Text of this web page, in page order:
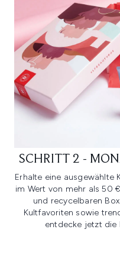
SCHRITT 2 -
Erhalte eine ausgewählte
im Wert von mehr als 50
und recycelbaren
Kultfavoriten sowie
entdecke jetzt die